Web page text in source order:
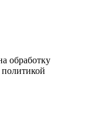
обработку